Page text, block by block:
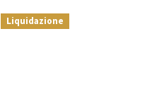
Liquidazione